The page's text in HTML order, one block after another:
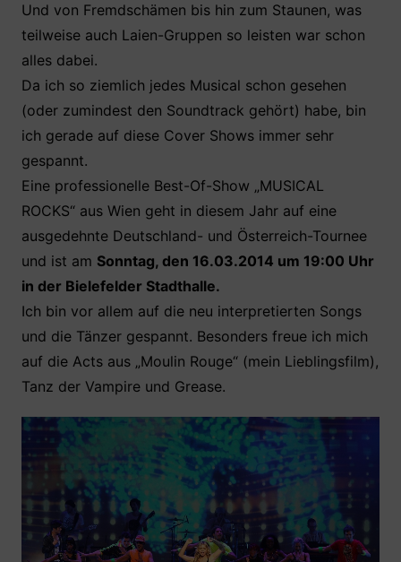
Und von Fremdschämen bis hin zum Staunen, was
teilweise auch Laien-Gruppen so leisten war schon
alles dabei.
Da ich so ziemlich jedes Musical schon gesehen
(oder zumindest den Soundtrack gehört) habe, bin
ich gerade auf diese Cover Shows immer sehr
gespannt.
Eine professionelle Best-Of-Show „MUSICAL
ROCKS“ aus Wien geht in diesem Jahr auf eine
ausgedehnte Deutschland- und Österreich-Tournee
und ist am Sonntag, den 16.03.2014 um 19:00 Uhr
in der Bielefelder Stadthalle.
Ich bin vor allem auf die neu interpretierten Songs
und die Tänzer gespannt. Besonders freue ich mich
auf die Acts aus „Moulin Rouge“ (mein Lieblingsfilm),
Tanz der Vampire und Grease.